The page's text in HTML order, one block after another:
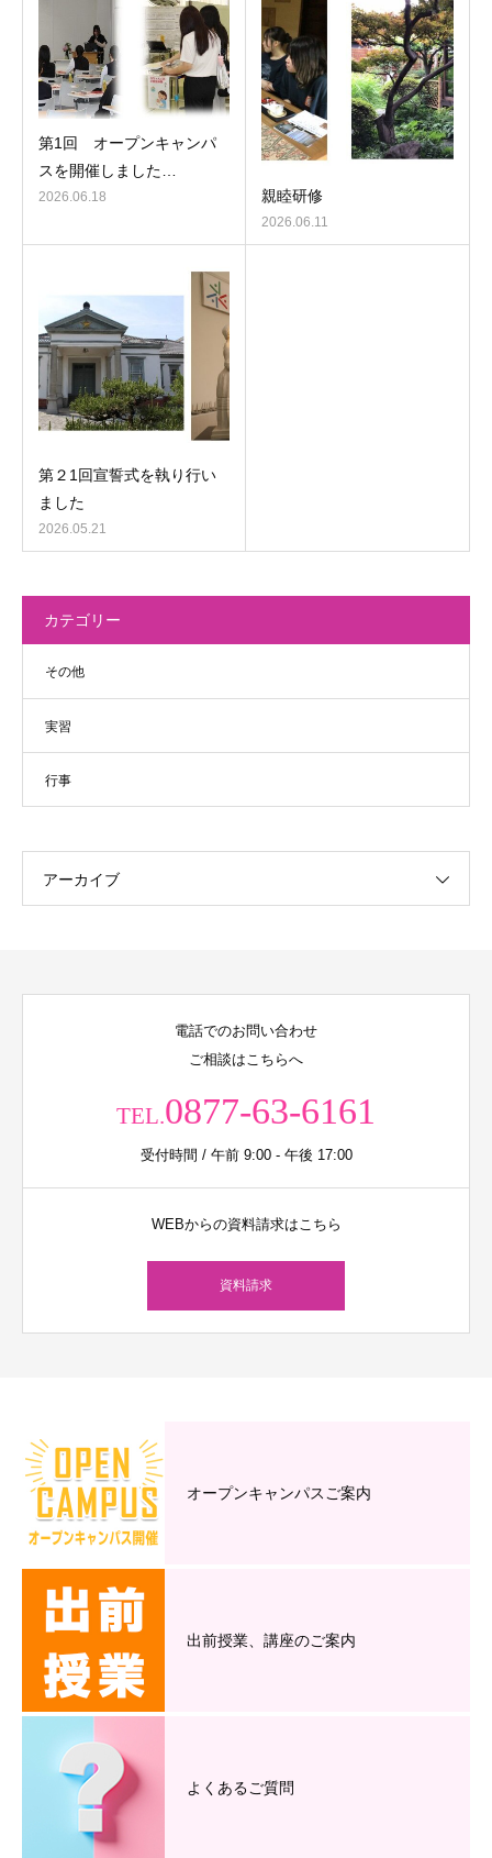
第1回 オープンキャンパ
スを開催しました…
2026.06.18 親睦研修
2026.06.11
第２1回宣誓式を執り行い
ました
2026.05.21
カテゴリー
その他
実習
行事
アーカイブ
電話でのお問い合わせ
ご相談はこちらへ
TEL.0877-63-6161
受付時間 / 午前 9:00 - 午後 17:00
WEBからの資料請求はこちら
資料請求
オープンキャンパスご案内
出前授業、講座のご案内
よくあるご質問